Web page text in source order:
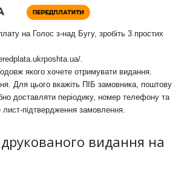
на Голос з-над Бугу, зробіть 3 простих
якого хочете отримувати видання.
Для цього вкажіть ПІБ замовника, поштову
доставляти періодику, номер телефону та
підтвердження замовлення.
видання на